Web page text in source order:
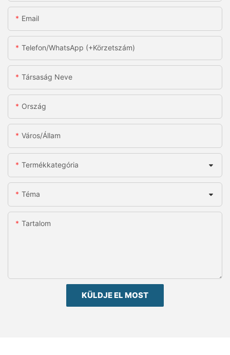
Email
Telefon/WhatsApp (+körzetszám)
Társaság Neve
Ország
Város/állam
Termékkategória
Téma
Tartalom
KÜLDJE EL MOST